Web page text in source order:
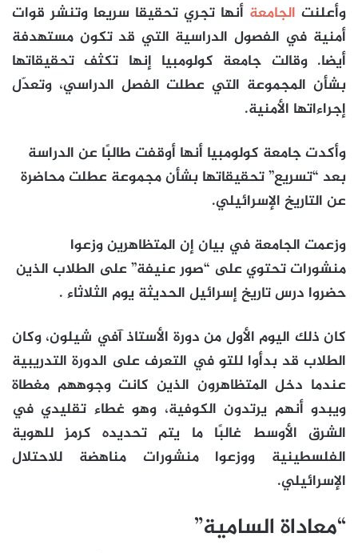
وأعلنت الجامعة أنها تجري تحقيقا سريعا وتنشر قوات
أمنية في الفصول الدراسية التي قد تكون مستهدفة
أيضا. وقالت جامعة كولومبيا إنها تكثف تحقيقاتها
بشأن المجموعة التي عطلت الفصل الدراسي، وتعدّل
إجراءاتها الأمنية.
وأكدت جامعة كولومبيا أنها أوقفت طالبًا عن الدراسة
بعد “تسريع” تحقيقاتها بشأن مجموعة عطلت محاضرة
عن التاريخ الإسرائيلي.
وزعمت الجامعة في بيان إن المتظاهرين وزعوا
منشورات تحتوي على “صور عنيفة” على الطلاب الذين
حضروا درس تاريخ إسرائيل الحديثة يوم الثلاثاء .
كان ذلك اليوم الأول من دورة الأستاذ آفي شيلون، وكان
الطلاب قد بدأوا للتو في التعرف على الدورة التدريبية
عندما دخل المتظاهرون الذين كانت وجوههم مغطاة
ويبدو أنهم يرتدون الكوفية، وهو غطاء تقليدي في
الشرق الأوسط غالبًا ما يتم تحديده كرمز للهوية
الفلسطينية ووزعوا منشورات مناهضة للاحتلال
الإسرائيلي.
“معاداة السامية”